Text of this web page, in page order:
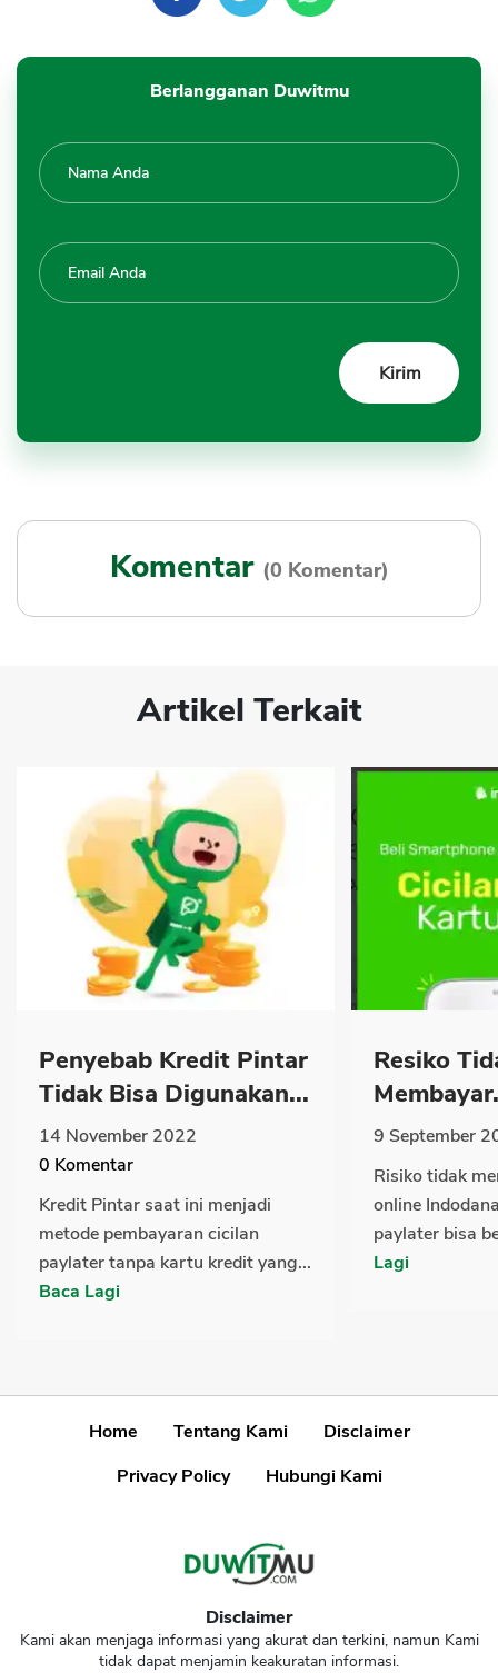
Berlangganan Duwitmu
Komentar (0 Komentar)
Artikel Terkait
Penyebab Kredit Pintar
Tidak Bisa Digunakan...
14 November 2022
0 Komentar
Kredit Pintar saat ini menjadi
metode pembayaran cicilan
paylater tanpa kartu kredit yang...
Baca Lagi
Resiko
9 September
Risiko tidak
online
paylater bisa
Lagi
Home Tentang Kami
Disclaimer
Privacy Policy
Hubungi Kami
Disclaimer
Kami akan menjaga informasi yang akurat dan terkini, namun Kami
tidak dapat menjamin keakuratan informasi.